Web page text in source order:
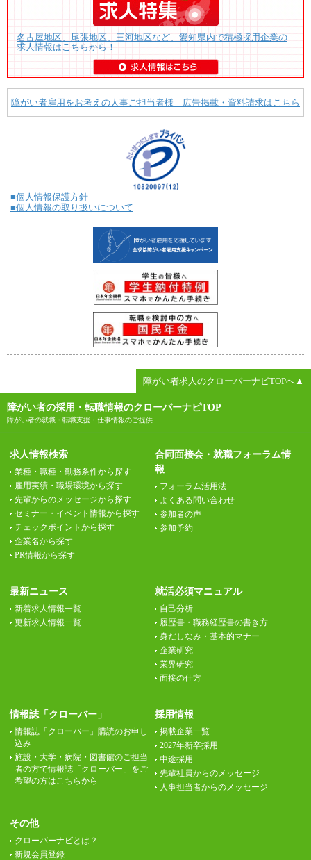
名古屋地区、尾張地区、三河地区など、愛知県内で積極採用企業の
求人情報はこちらから！
障がい者雇用をお考えの人事ご担当者様 広告掲載・資料請求はこちら
■個人情報保護方針
■個人情報の取り扱いについて
障がい者求人のクローバーナビTOPへ▲
障がい者の採用・転職情報のクローバーナビTOP
障がい者の就職・転職支援・仕事情報のご提供
求人情報検索
業種・職種・勤務条件から探す
雇用実績・職場環境から探す
先輩からのメッセージから探す
セミナー・イベント情報から探す
チェックポイントから探す
企業名から探す
PR情報から探す
合同面接会・就職フォーラム情
報
フォーラム活用法
よくある問い合わせ
参加者の声
参加予約
最新ニュース
新着求人情報一覧
更新求人情報一覧
就活必須マニュアル
自己分析
履歴書・職務経歴書の書き方
身だしなみ・基本的マナー
企業研究
業界研究
面接の仕方
情報誌「クローバー」
情報誌「クローバー」購読のお申し
込み
施設・大学・病院・図書館のご担当
者の方で情報誌「クローバー」をご
希望の方はこちらから
採用情報
掲載企業一覧
2027年新卒採用
中途採用
先輩社員からのメッセージ
人事担当者からのメッセージ
その他
クローバーナビとは？
新規会員登録